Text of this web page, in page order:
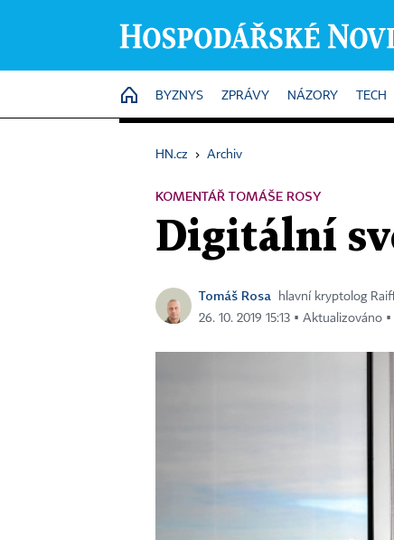
HOME
BYZNYS ZPRÁVY NÁZORY TECH
HN.cz › Archiv
KOMENTÁŘ TOMÁŠE ROSY
Digitální
Tomáš Rosa
hlavní kryptolog
26. 10. 2019 15:13 ▪ Aktualizováno